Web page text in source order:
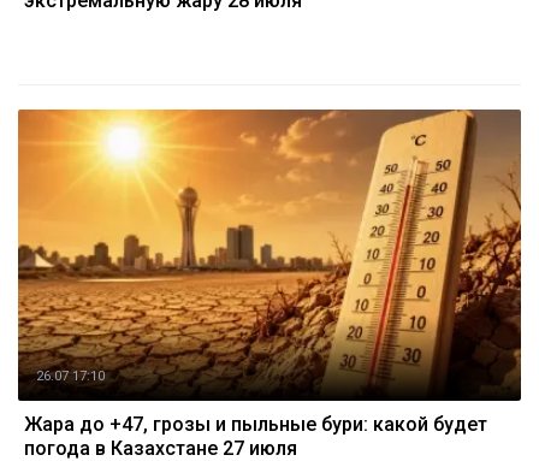
26.07 17:10
Жара до +47, грозы и пыльные бури: какой будет
погода в Казахстане 27 июля